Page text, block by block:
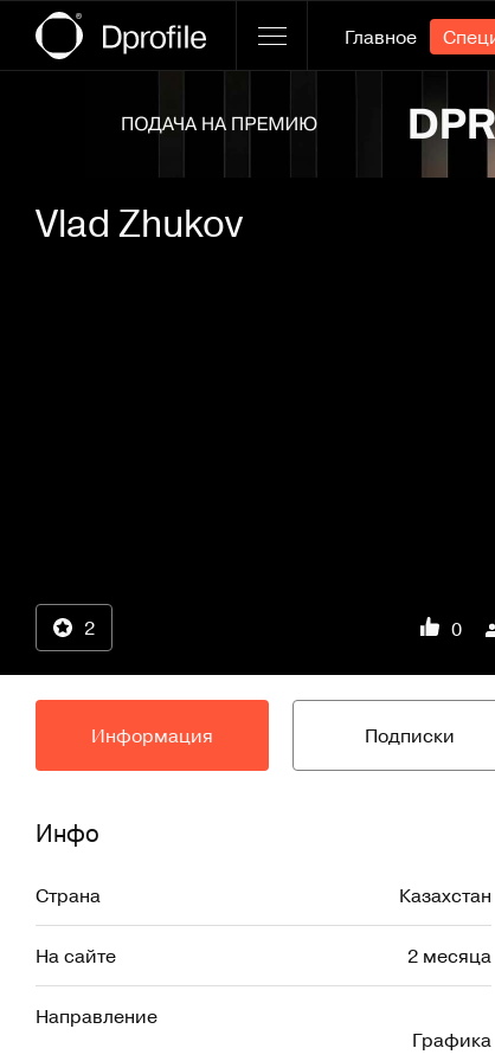
Главное
Vlad Zhukov
2 0
Информация Подписки
Инфо
Страна Казахстан
На сайте 2 месяца
Направление
Графика